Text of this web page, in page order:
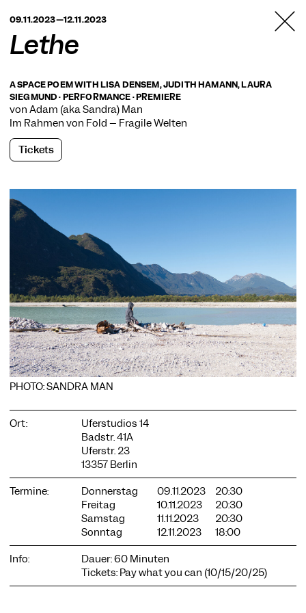
BERLIN
09.11.2023—12.11.2023
Lethe
A SPACE POEM WITH LISA DENSEM, JUDITH HAMANN, LAURA
SIEGMUND · PERFORMANCE · PREMIERE
von Adam (aka Sandra) Man
Im Rahmen von Fold – Fragile Welten
Tickets
PHOTO: SANDRA MAN
Ort:
Uferstudios 14
Badstr. 41A
Uferstr. 23
13357 Berlin
Termine:
Donnerstag 09.11.2023
20:30
Freitag
10.11.2023
20:30
Samstag
11.11.2023
20:30
Sonntag
12.11.2023
18:00
Info:
Dauer: 60 Minuten
Tickets: Pay what you can (10/15/20/25)
COOKIE-EINSTELLUNGEN
Sie die Website nutzen können. Andere Cookies helfen uns,
die Website weiterzuentwickeln. Sie können Ihre Einwilligung
jederzeit widerrufen. Bitte besuchen Sie unsere
Datenschutzerklärung für weitere Informationen. Unten
können Sie auswählen, welche Technologien Sie zulassen
möchten.
Notwendige Cookies
Externe Medien
Statistiken
Nur notwendige Alle akzeptieren Speichern